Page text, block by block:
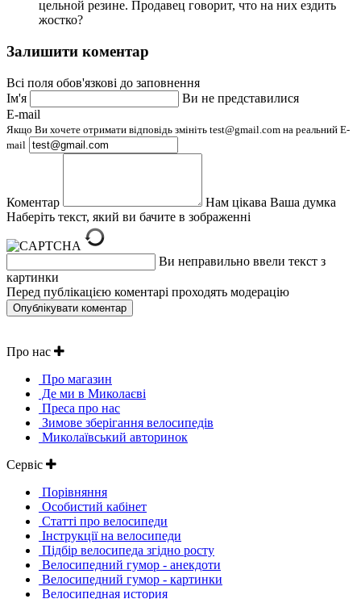
цельной резине. Продавец говорит, что на них ездить
жостко?
Залишити коментар
Всі поля обов'язкові до заповнення
Ім'я
Ви не представилися
E-mail
Якщо Ви хочете отримати відповідь змініть test@gmail.com на реальний E-
mail
Коментар
Нам цікава Ваша думка
Наберіть текст, який ви бачите в зображенні
Ви неправильно ввели текст з
картинки
Перед публікацією коментарі проходять модерацію
Про нас
Про магазин
Де ми в Миколаєві
Преса про нас
Зимове зберігання велосипедів
Миколаївський авторинок
Сервіс
Порівняння
Особистий кабінет
Статті про велосипеди
Інструкції на велосипеди
Підбір велосипеда згідно росту
Велосипедний гумор - анекдоти
Велосипедний гумор - картинки
Велосипедная история